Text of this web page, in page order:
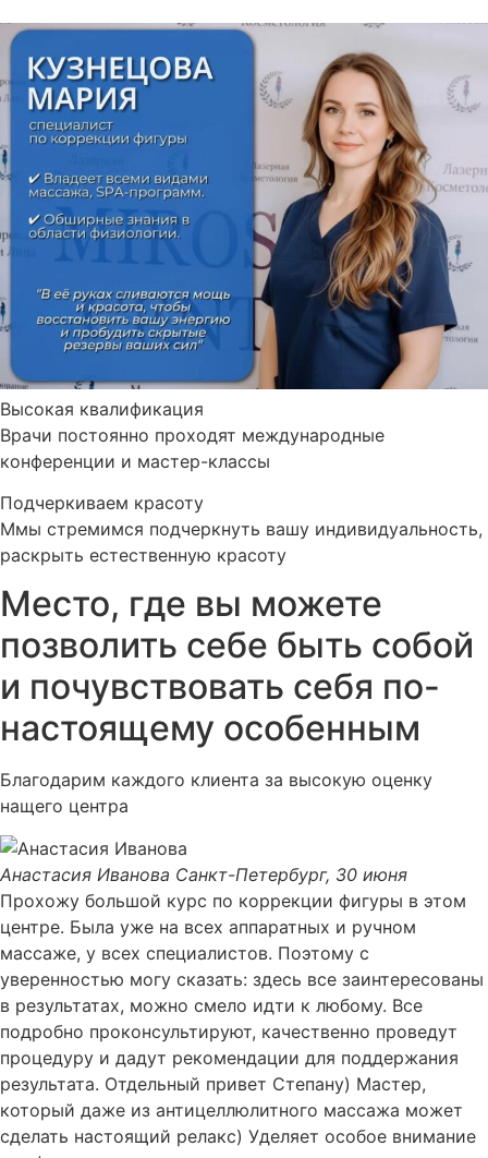
Высокая квалификация
Врачи постоянно проходят международные
конференции и мастер-классы
Подчеркиваем красоту
Ммы стремимся подчеркнуть вашу индивидуальность,
раскрыть естественную красоту
Место, где вы можете
позволить себе быть собой
и почувствовать себя по-
настоящему особенным
Благодарим каждого клиента за высокую оценку
нащего центра
Анастасия Иванова Санкт-Петербург, 30 июня
Прохожу большой курс по коррекции фигуры в этом
центре. Была уже на всех аппаратных и ручном
массаже, у всех специалистов. Поэтому с
уверенностью могу сказать: здесь все заинтересованы
в результатах, можно смело идти к любому. Все
подробно проконсультируют, качественно проведут
процедуру и дадут рекомендации для поддержания
результата. Отдельный привет Степану) Мастер,
который даже из антицеллюлитного массажа может
сделать настоящий релакс) Уделяет особое внимание